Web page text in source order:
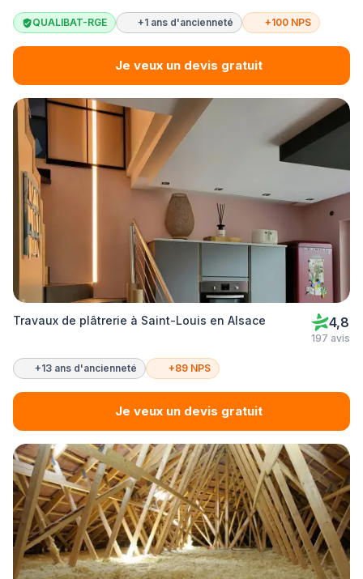
QUALIBAT-RGE +1 ans d'ancienneté +100 NPS
Je veux un devis gratuit
Travaux de plâtrerie à Saint-Louis en Alsace 4,8
197 avis
+13 ans d'ancienneté +89 NPS
Je veux un devis gratuit